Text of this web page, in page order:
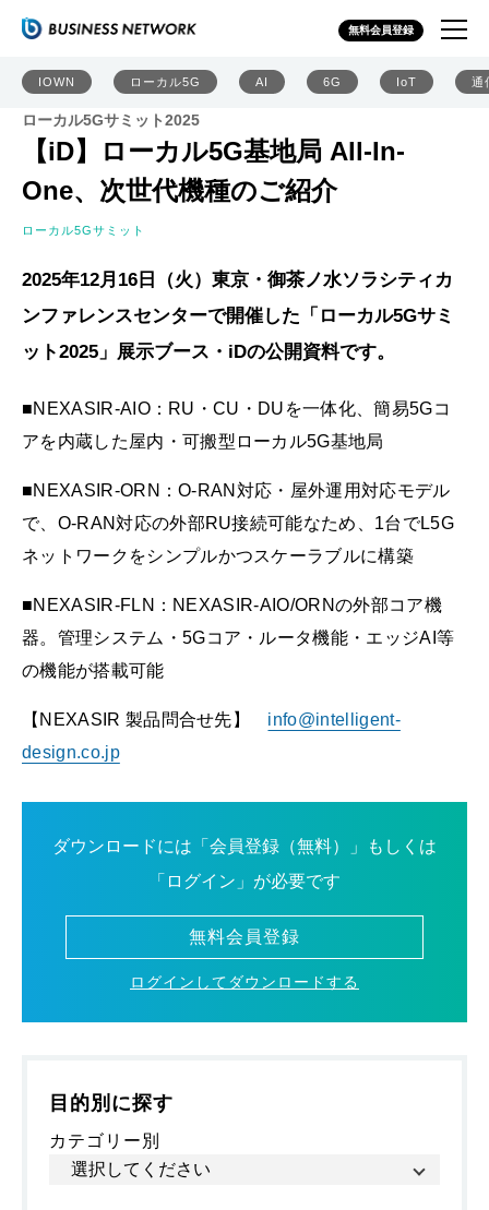
無料会員登録
IOWN ローカル5G AI 6G IoT 通
ローカル5Gサミット2025
【iD】ローカル5G基地局 All-In-
One、次世代機種のご紹介
ローカル5Gサミット
2025年12月16日（火）東京・御茶ノ水ソラシティカ
ンファレンスセンターで開催した「ローカル5Gサミ
ット2025」展示ブース・iDの公開資料です。
■NEXASIR-AIO：RU・CU・DUを一体化、簡易5Gコ
アを内蔵した屋内・可搬型ローカル5G基地局
■NEXASIR-ORN：O-RAN対応・屋外運用対応モデル
で、O-RAN対応の外部RU接続可能なため、1台でL5G
ネットワークをシンプルかつスケーラブルに構築
■NEXASIR-FLN：NEXASIR-AIO/ORNの外部コア機
器。管理システム・5Gコア・ルータ機能・エッジAI等
の機能が搭載可能
【NEXASIR 製品問合せ先】 info@intelligent-
design.co.jp
ダウンロードには「会員登録（無料）」もしくは
「ログイン」が必要です
無料会員登録
ログインしてダウンロードする
目的別に探す
カテゴリー別